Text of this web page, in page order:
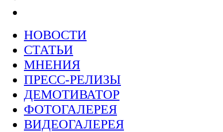
НОВОСТИ
СТАТЬИ
МНЕНИЯ
ПРЕСС-РЕЛИЗЫ
ДЕМОТИВАТОР
ФОТОГАЛЕРЕЯ
ВИДЕОГАЛЕРЕЯ